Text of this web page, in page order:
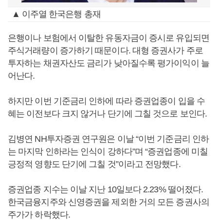
▲ 이주열 한국은행 총재
은행이나 보험에서 이탈한 유동자금이 증시로 유입되면
주식거래량이 증가하기 때문이다. 대형 증권사가 주로
투자하는 채권자산도 금리가 낮아질수록 평가이익이 늘
어난다.
하지만 이번 기준금리 인하에 따라 증권업종이 입을 수
혜는 이전보다 크지 않거나 단기에 그칠 것으로 보인다.
김병연 NH투자증권 연구원은 이날 “이번 기준금리 인하
는 마지막 인하라는 인식이 강하다”며 “증권업종에 미칠
긍정적 영향도 단기에 그칠 것”이라고 전망했다.
증권업종 지수는 이날 지난 10일보다 2.23% 떨어졌다.
한국금융지주와 신영증권을 제외한 거의 모든 증권사의
주가가 하락했다.